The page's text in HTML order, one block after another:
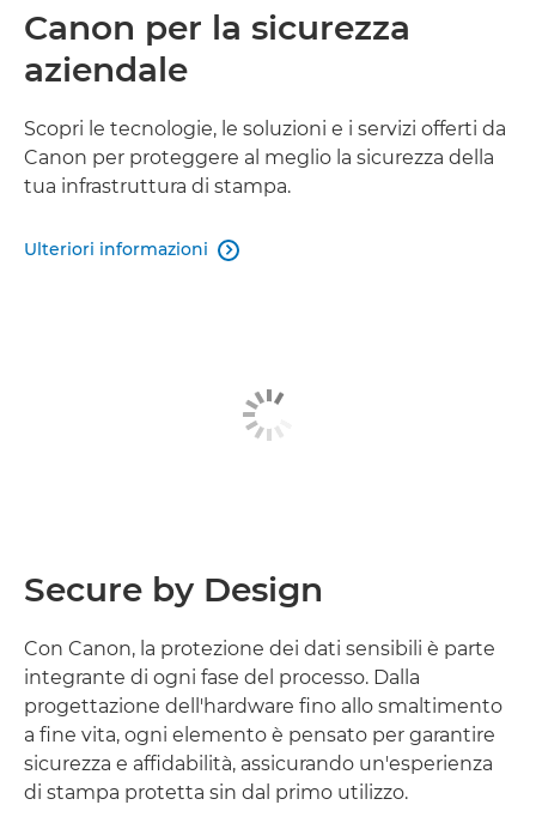
Canon per la sicurezza
aziendale
Scopri le tecnologie, le soluzioni e i servizi offerti da
Canon per proteggere al meglio la sicurezza della
tua infrastruttura di stampa.
Ulteriori informazioni 
Secure by Design
Con Canon, la protezione dei dati sensibili è parte
integrante di ogni fase del processo. Dalla
progettazione dell'hardware fino allo smaltimento
a fine vita, ogni elemento è pensato per garantire
sicurezza e affidabilità, assicurando un'esperienza
di stampa protetta sin dal primo utilizzo.